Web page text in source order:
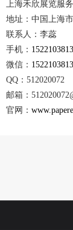
上海禾欣展览服
地址：中国上海
联系人：李蕊
手机：
微信：
QQ：512020072
邮箱：
官网：